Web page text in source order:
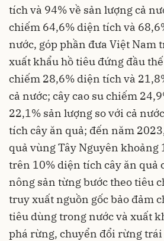
tích và 94% về sản lượng cả
chiếm 64,6% diện tích và
nước, góp phần đưa Việt Nam
xuất khẩu hồ tiêu đứng đầu
chiếm 28,6% diện tích và
cả nước; cây cao su chiếm
22,1% sản lượng so với cả
tích cây ăn quả; đến năm
quả vùng Tây Nguyên khoảng
trên 10% diện tích cây ăn quả
nông sản từng bước theo tiêu
truy xuất nguồn gốc bảo đảm
tiêu dùng trong nước và xuất
phá rừng, chuyển đổi rừng trái